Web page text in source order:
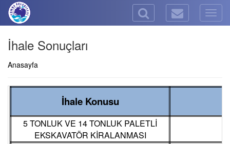
İhale Sonuçları
Anasayfa
İhale Konusu
5 TONLUK VE 14 TONLUK PALETLİ
EKSKAVATÖR KİRALANMASI